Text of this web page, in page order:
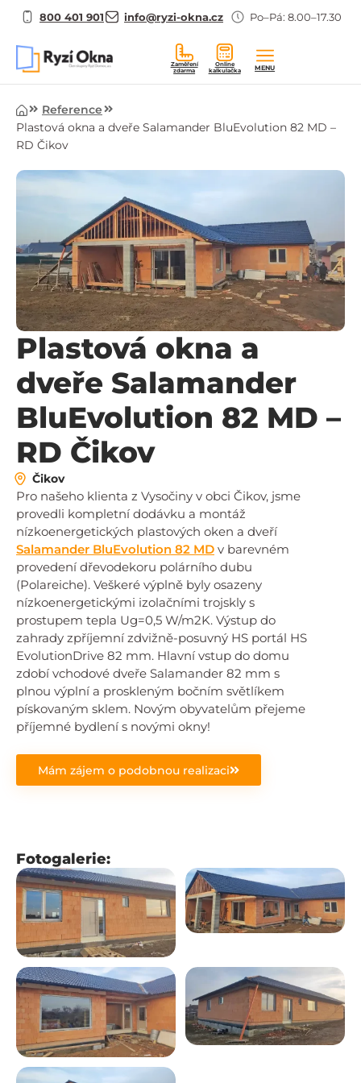
800 401 901 info@ryzi-okna.cz Po–Pá: 8.00–17.30
Zaměření
zdarma
Online
kalkulačka
MENU
ÚvodReference
Plastová okna a dveře Salamander BluEvolution 82 MD –
RD Čikov
Plastová okna a
dveře Salamander
BluEvolution 82 MD –
RD Čikov
Čikov
Pro našeho klienta z Vysočiny v obci Čikov, jsme
provedli kompletní dodávku a montáž
nízkoenergetických plastových oken a dveří
Salamander BluEvolution 82 MD v barevném
provedení dřevodekoru polárního dubu
(Polareiche). Veškeré výplně byly osazeny
nízkoenergetickými izolačními trojskly s
prostupem tepla Ug=0,5 W/m2K. Výstup do
zahrady zpříjemní zdvižně-posuvný HS portál HS
EvolutionDrive 82 mm. Hlavní vstup do domu
zdobí vchodové dveře Salamander 82 mm s
plnou výplní a proskleným bočním světlíkem
pískovaným sklem. Novým obyvatelům přejeme
příjemné bydlení s novými okny!
Mám zájem o podobnou realizaci
Fotogalerie: